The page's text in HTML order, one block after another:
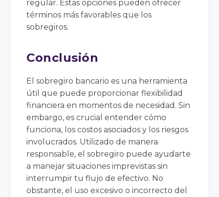
regular. Estas opciones pueden ofrecer
términos más favorables que los
sobregiros.
Conclusión
El sobregiro bancario es una herramienta
útil que puede proporcionar flexibilidad
financiera en momentos de necesidad. Sin
embargo, es crucial entender cómo
funciona, los costos asociados y los riesgos
involucrados. Utilizado de manera
responsable, el sobregiro puede ayudarte
a manejar situaciones imprevistas sin
interrumpir tu flujo de efectivo. No
obstante, el uso excesivo o incorrecto del